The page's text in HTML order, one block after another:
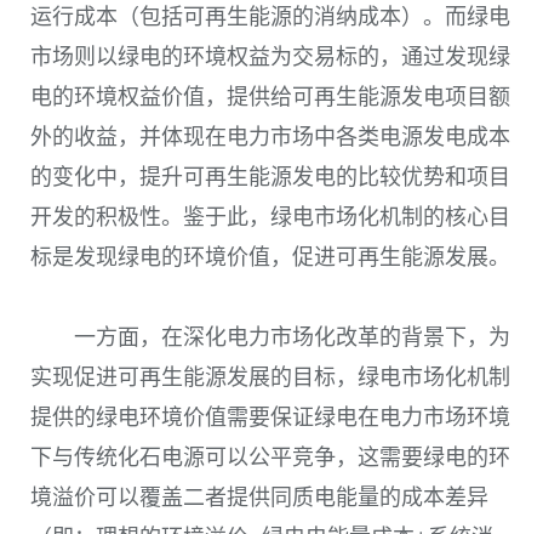
运行成本 （包括可再生能源的消纳成本） 。而绿电
市场则以绿电的环境权益为交易标的，通过发现绿
电的环境权益价值，提供给可再生能源发电项目额
外的收益，并体现在电力市场中各类电源发电成本
的变化中，提升可再生能源发电的比较优势和项目
开发的积极性。鉴于此，绿电市场化机制的核心目
标是发现绿电的环境价值，促进可再生能源发展。
一方面，在深化电力市场化改革的背景下，为
实现促进可再生能源发展的目标，绿电市场化机制
提供的绿电环境价值需要保证绿电在电力市场环境
下与传统化石电源可以公平竞争，这需要绿电的环
境溢价可以覆盖二者提供同质电能量的成本差异